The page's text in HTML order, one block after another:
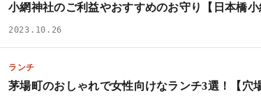
小網神社のご利益やおすすめのお守り【日本橋小
2023.10.26
ランチ
茅場町のおしゃれで女性向けなランチ3選！【穴